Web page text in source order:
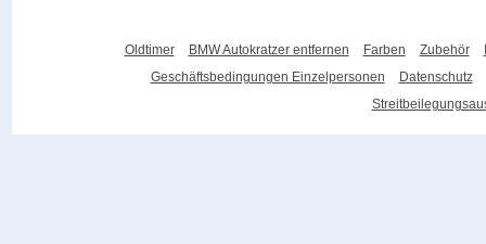
Oldtimer BMW Autokratzer entfernen Farben Zubehör
Geschäftsbedingungen Einzelpersonen
Datenschutz